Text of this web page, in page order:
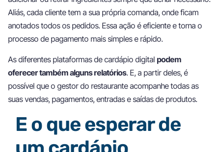
Aliás, cada cliente tem a sua própria comanda, onde ficam
anotados todos os pedidos. Essa ação é eficiente e torna o
processo de pagamento mais simples e rápido.
As diferentes plataformas de cardápio digital podem
oferecer também alguns relatórios. E, a partir deles, é
possível que o gestor do restaurante acompanhe todas as
suas vendas, pagamentos, entradas e saídas de produtos.
E o que esperar de